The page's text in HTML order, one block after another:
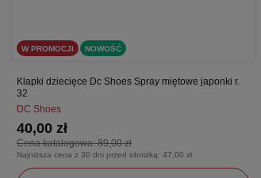
W PROMOCJI NOWOŚĆ
Klapki dziecięce Dc Shoes Spray miętowe japonki r.
32
DC Shoes
Cena katalogowa:89,00 zł
40,00 zł
Najniższa cena z 30 dni przed obniżką: 47,00 zł